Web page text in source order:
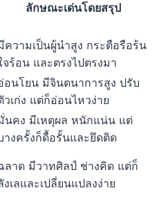
ลักษณะเด่นโดยสรุป
ความเป็นผู้นำสูง กระตือรือร้น
จร้อน และตรงไปตรงมา
อนโยน มีจินตนาการสูง ปรับ
วเก่ง แต่ก็อ่อนไหวง่าย
นคง มีเหตุผล หนักแน่น แต่
างครั้งก็ดื้อรั้นและยึดติด
ลาด มีวาทศิลป์ ช่างคิด แต่ก็
งเลและเปลี่ยนแปลงง่าย